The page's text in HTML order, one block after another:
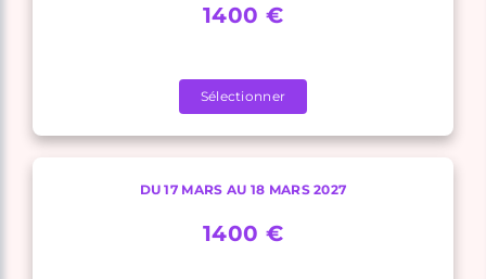
1400 €
Sélectionner
DU 17 MARS AU 18 MARS 2027
1400 €